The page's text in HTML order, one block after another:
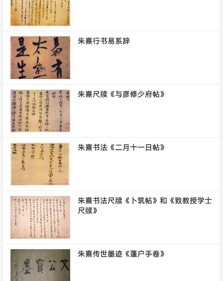
朱熹行书易系辞
朱熹尺牍《与彦修少府帖》
朱熹书法《二月十一日帖》
朱熹书法尺牍《卜筑帖》和《致教授学士
尺牍》
朱熹传世墨迹《蓬户手卷》